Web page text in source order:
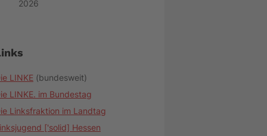
2026
LINKE (bundesweit)
LINKE. im Bundestag
Linksfraktion im Landtag
['solid] Hessen